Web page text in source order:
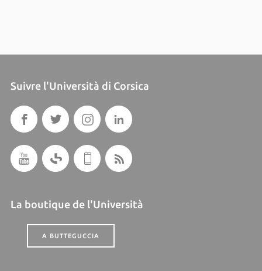
Suivre l'Università di Corsica
La boutique de l'Università
A BUTTEGUCCIA